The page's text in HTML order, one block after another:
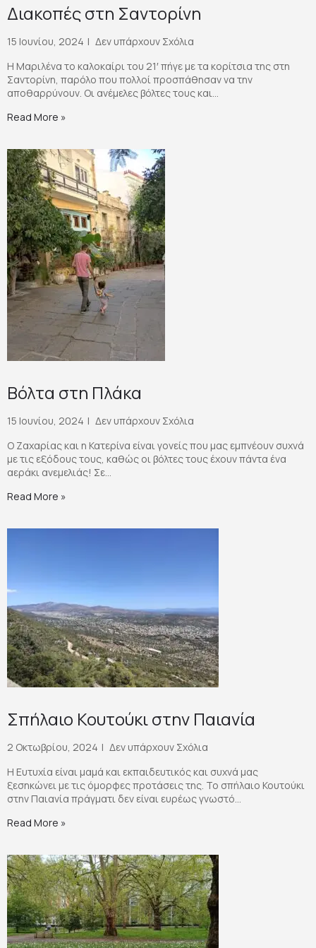
Διακοπές στη Σαντορίνη
15 Ιουνίου, 2024
Δεν υπάρχουν Σχόλια
Η Μαριλένα το καλοκαίρι του 21′ πήγε με τα κορίτσια της στη
Σαντορίνη, παρόλο που πολλοί προσπάθησαν να την
αποθαρρύνουν. Οι ανέμελες βόλτες τους και...
Read More »
Βόλτα στη Πλάκα
15 Ιουνίου, 2024
Δεν υπάρχουν Σχόλια
Ο Ζαχαρίας και η Κατερίνα είναι γονείς που μας εμπνέουν συχνά
με τις εξόδους τους, καθώς οι βόλτες τους έχουν πάντα ένα
αεράκι ανεμελιάς! Σε...
Read More »
Σπήλαιο Κουτούκι στην Παιανία
2 Οκτωβρίου, 2024
Δεν υπάρχουν Σχόλια
Η Ευτυχία είναι μαμά και εκπαιδευτικός και συχνά μας
ξεσηκώνει με τις όμορφες προτάσεις της. Το σπήλαιο Κουτούκι
στην Παιανία πράγματι δεν είναι ευρέως γνωστό...
Read More »